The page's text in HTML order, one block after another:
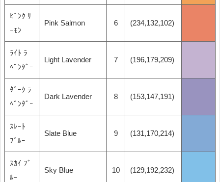
ﾋﾟﾝｸ ｻ
ｰﾓﾝ
Pink Salmon 6 (234,132,102)
ﾗｲﾄ ﾗ
ﾍﾞﾝﾀﾞｰ
Light Lavender 7 (196,179,209)
ﾀﾞｰｸ ﾗ
ﾍﾞﾝﾀﾞｰ
Dark Lavender 8 (153,147,191)
ｽﾚｰﾄ
ﾌﾞﾙｰ
Slate Blue 9 (131,170,214)
ｽｶｲ ﾌﾞ
ﾙｰ
Sky Blue 10 (129,192,232)